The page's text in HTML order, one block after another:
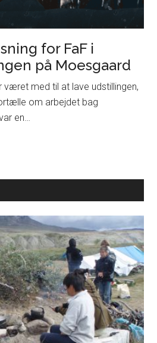
for FaF i
på Moesgaard
været med til at lave udstillingen,
om arbejdet bag
en…